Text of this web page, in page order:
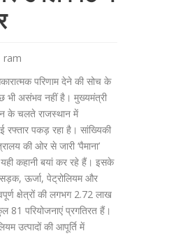
ram
परिणाम देने की सोच के
भी असंभव नहीं है। मुख्यमंत्री
के चलते राजस्थान में
पकड़ रहा है। सांख्यिकी
की ओर से जारी ‘पैमाना’
कहानी बयां कर रहे हैं। इसके
ऊर्जा, पेट्रोलियम और
क्षेत्रों की लगभग 2.72 लाख
परियोजनाएं प्रगतिरत हैं।
उत्पादों की आपूर्ति में